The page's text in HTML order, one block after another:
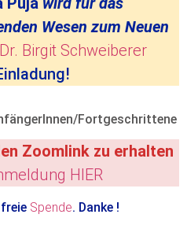
Wesen zum Neuen
Dr. Birgit Schweiberer
Fortgeschrittene
Zoomlink zu erhalten
HIER
Spende. Danke !